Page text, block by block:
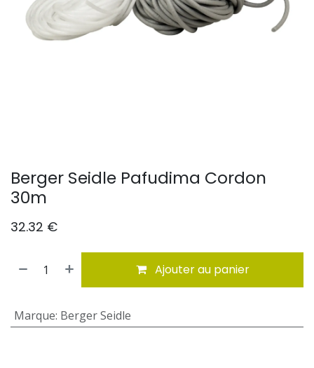
Berger Seidle Pafudima Cordon
30m
32.32 €
Ajouter au panier
Marque: Berger Seidle